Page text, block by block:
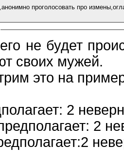
проголосовать про
не будет
своих мужей.
это на
2
2